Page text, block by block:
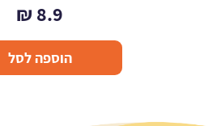
8.9
₪
הוספה לסל